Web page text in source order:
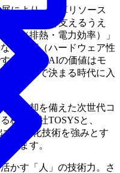
により、計算リソース
AIの進化を支えるうえ
熱（排熱・電力効率）」
「速度（ハードウェア性
。いま、AIの価値はモ
盤全体で決まる時代に入
浸冷却を備えた次世代コ
株式会社TOSYSと、
す高速化技術を強みとす
します。
かす「人」の技術力。さ